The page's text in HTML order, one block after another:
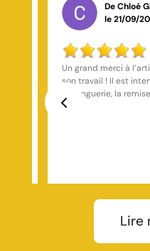
De Leila
le 26/10/
Excellent travail,
professionnelle.
Lire